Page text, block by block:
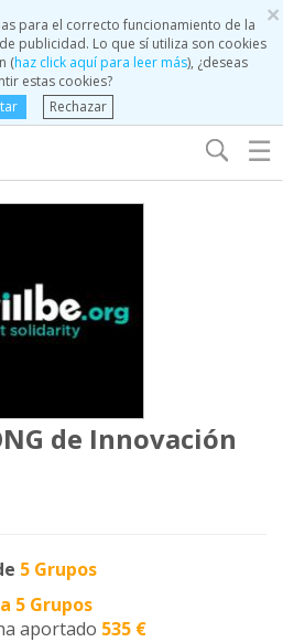
×
para el correcto funcionamiento de la
publicidad. Lo que sí utiliza son cookies
(haz click aquí para leer más), ¿deseas
estas cookies?
Rechazar
☰
de Innovación
5 Grupos
5 Grupos
aportado 535 €